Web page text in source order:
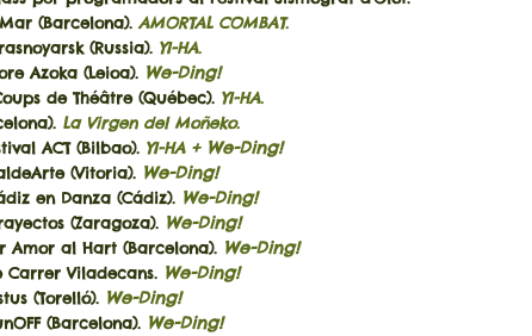
(Barcelona). AMORTAL COMBAT.
(Russia). YI-HA.
Azoka (Leioa). We-Ding!
de Théâtre (Québec). YI-HA.
La Virgen del Moñeko.
ACT (Bilbao). YI-HA + We-Ding!
(Vitoria). We-Ding!
en Danza (Cádiz). We-Ding!
(Zaragoza). We-Ding!
al Hart (Barcelona). We-Ding!
Viladecans. We-Ding!
(Torelló). We-Ding!
(Barcelona). We-Ding!